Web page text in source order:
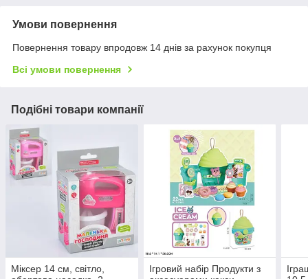
Умови повернення
Повернення товару впродовж 14 днів за рахунок покупця
Всі умови повернення
Подібні товари компанії
Міксер 14 см, світло,
Ігровий набір Продукти з